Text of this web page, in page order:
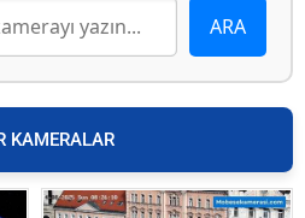
KAMERALAR